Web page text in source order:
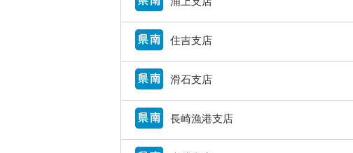
住吉支店
滑石支店
長崎漁港支店